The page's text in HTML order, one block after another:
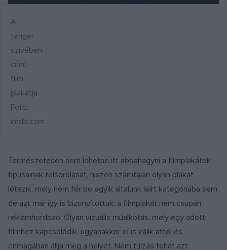
A
tenger
szívében
című
film
plakátja
Fotó:
imdb.com
Természetesen nem lehetne itt abbahagyni a filmplakátok
típusainak felsorolását, hiszen számtalan olyan plakát
létezik, mely nem fér be egyik általunk leírt kategóriába sem,
de azt már így is bizonyítottuk: a filmplakát nem csupán
reklámhordozó. Olyan vizuális műalkotás, mely egy adott
filmhez kapcsolódik, ugyanakkor el is válik attól és
önmagában állja meg a helyét. Nem túlzás tehát azt